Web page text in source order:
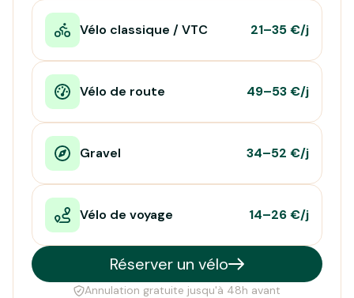
Vélo classique / VTC 21–35 €/j
Vélo de route 49–53 €/j
Gravel 34–52 €/j
Vélo de voyage 14–26 €/j
Réserver un vélo
Annulation gratuite jusqu'à 48h avant